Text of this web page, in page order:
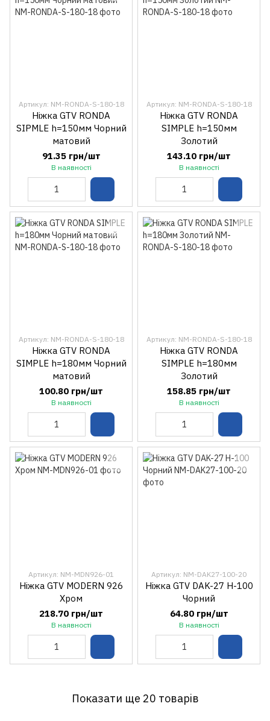
Артикул: NM-RONDA-S-180-18
Ніжка GTV RONDA
SIPMLE h=150мм Чорний
матовий
91.35 грн/шт
В наявності
Артикул: NM-RONDA-S-180-18
Ніжка GTV RONDA
SIMPLE h=150мм
Золотий
143.10 грн/шт
В наявності
Артикул: NM-RONDA-S-180-18
Ніжка GTV RONDA
SIMPLE h=180мм Чорний
матовий
100.80 грн/шт
В наявності
Артикул: NM-RONDA-S-180-18
Ніжка GTV RONDA
SIMPLE h=180мм
Золотий
158.85 грн/шт
В наявності
Артикул: NM-MDN926-01
Ніжка GTV MODERN 926
Хром
218.70 грн/шт
В наявності
Артикул: NM-DAK27-100-20
Ніжка GTV DAK-27 H-100
Чорний
64.80 грн/шт
В наявності
Показати ще 20 товарів